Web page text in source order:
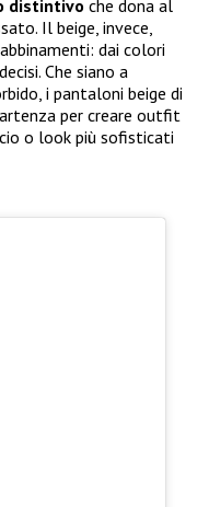
distintivo che dona al
Il beige, invece,
dai colori
Che siano a
i pantaloni beige di
per creare outfit
o look più sofisticati